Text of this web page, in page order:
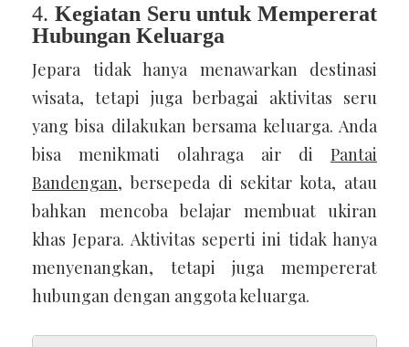
4. Kegiatan Seru untuk Mempererat
Hubungan Keluarga
Jepara tidak hanya menawarkan destinasi
wisata, tetapi juga berbagai aktivitas seru
yang bisa dilakukan bersama keluarga. Anda
bisa menikmati olahraga air di Pantai
Bandengan, bersepeda di sekitar kota, atau
bahkan mencoba belajar membuat ukiran
khas Jepara. Aktivitas seperti ini tidak hanya
menyenangkan, tetapi juga mempererat
hubungan dengan anggota keluarga.